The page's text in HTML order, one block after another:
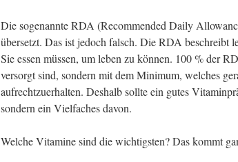
Die sogenannte RDA (Recommended Daily
übersetzt. Das ist jedoch falsch. Die RDA
Sie essen müssen, um leben zu können. 100 % der
versorgt sind, sondern mit dem Minimum, welches
aufrechtzuerhalten. Deshalb sollte ein gutes
sondern ein Vielfaches davon.
Welche Vitamine sind die wichtigsten? Das kommt